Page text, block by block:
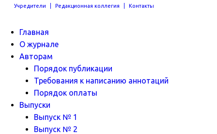
Учредители Редакционная коллегия Контакты
Главная
О журнале
Авторам
Порядок публикации
Требования к написанию аннотаций
Порядок оплаты
Выпуски
Выпуск № 1
Выпуск № 2